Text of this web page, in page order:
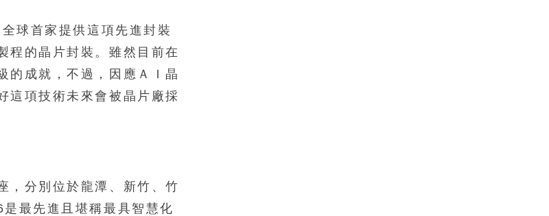
球首家提供這項先進封裝
程的晶片封裝。雖然目前在
的成就，不過，因應ＡＩ晶
這項技術未來會被晶片廠採
，分別位於龍潭、新竹、竹
最先進且堪稱最具智慧化